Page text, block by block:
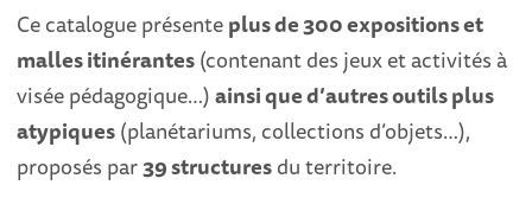
Ce catalogue présenteplus de 300 expositions et
malles itinérantes(contenant des jeux et activités à
visée pédagogique…)ainsi que d’autres outils plus
atypiques(planétariums, collections d’objets…),
proposés par39 structuresdu territoire.